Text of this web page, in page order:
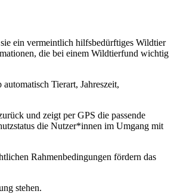
ein vermeintlich hilfsbedürftiges Wildtier
die bei einem Wildtierfund wichtig
Tierart, Jahreszeit,
und zeigt per GPS die passende
die Nutzer*innen im Umgang mit
Rahmenbedingungen fördern das
stehen.